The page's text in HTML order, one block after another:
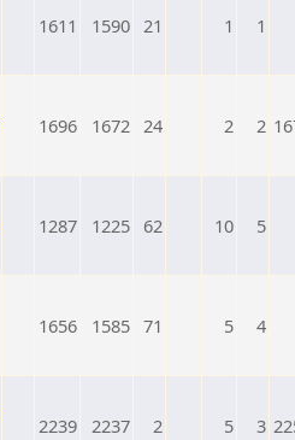
1611 1590 21 1 1
1696 1672 24 2 2
1287 1225 62 10 5
1656 1585 71 5 4
2239 2237 2 5 3